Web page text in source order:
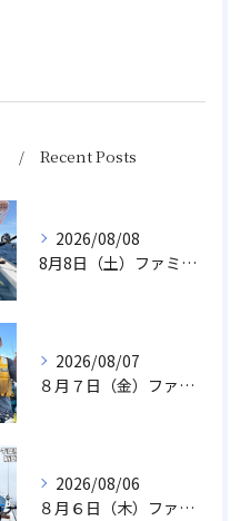
Recent Posts
2026/08/08
8月8日（土）ファミリーアジ
2026/08/07
８月７日（金）ファミリフィッシング
2026/08/06
８月６日（木）ファミリフィッシング